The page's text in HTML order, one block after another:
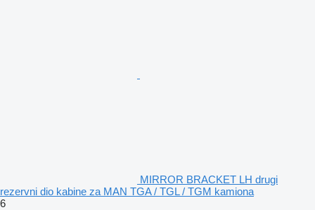
MIRROR BRACKET LH drugi
rezervni dio kabine za MAN TGA / TGL / TGM kamiona
6